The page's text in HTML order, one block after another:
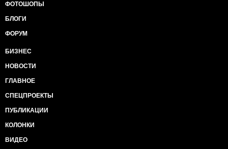
ФОТОШОПЫ
БЛОГИ
ФОРУМ
БИЗНЕС
НОВОСТИ
ГЛАВНОЕ
СПЕЦПРОЕКТЫ
ПУБЛИКАЦИИ
КОЛОНКИ
ВИДЕО